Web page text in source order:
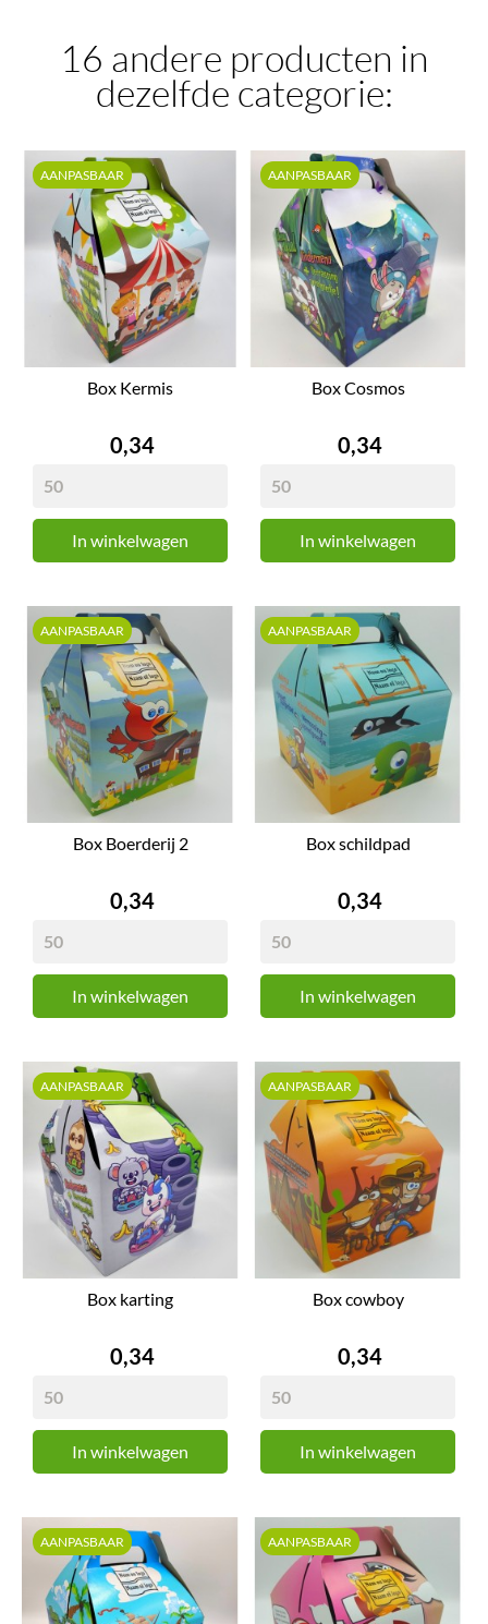
16 andere producten in
dezelfde categorie:
Box Kermis
Prijs
0,34
In winkelwagen
AANPASBAAR
Box Cosmos
Prijs
0,34
In winkelwagen
AANPASBAAR
Box Boerderij 2
Prijs
0,34
In winkelwagen
AANPASBAAR
Box schildpad
Prijs
0,34
In winkelwagen
AANPASBAAR
Box karting
Prijs
0,34
In winkelwagen
AANPASBAAR
Box cowboy
Prijs
0,34
In winkelwagen
AANPASBAAR
AANPASBAAR AANPASBAAR